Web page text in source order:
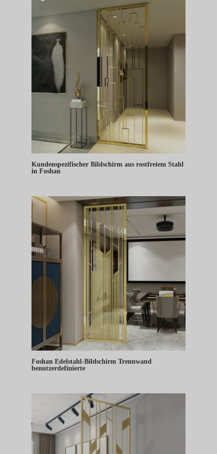
Kundenspezifischer Bildschirm aus rostfreiem Stahl
in Foshan
Foshan Edelstahl-Bildschirm Trennwand
benutzerdefinierte